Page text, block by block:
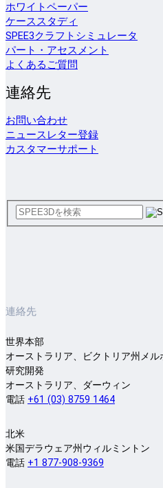
ホワイトペーパー
ケーススタディ
SPEE3クラフトシミュレータ
パート・アセスメント
よくあるご質問
連絡先
お問い合わせ
ニュースレター登録
カスタマーサポート
連絡先
世界本部
オーストラリア、ビクトリア州メル
研究開発
オーストラリア、ダーウィン
電話 +61 (03) 8759 1464
北米
米国デラウェア州ウィルミントン
電話 +1 877-908-9369